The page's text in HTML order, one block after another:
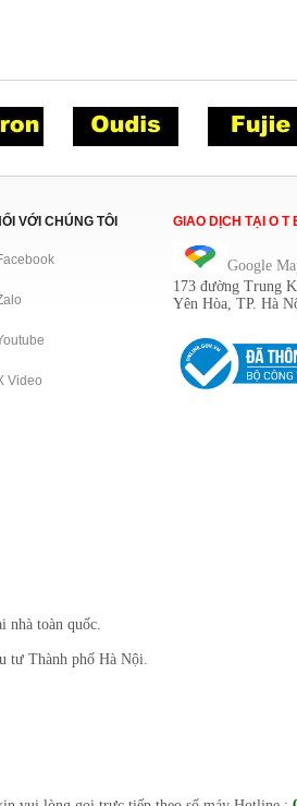
VỚI CHÚNG TÔI
Video
GIAO DỊCH TẠI O T
Google
173 đường Trung
Yên Hòa, TP. Hà
nhà toàn quốc.
tư Thành phố Hà Nội.